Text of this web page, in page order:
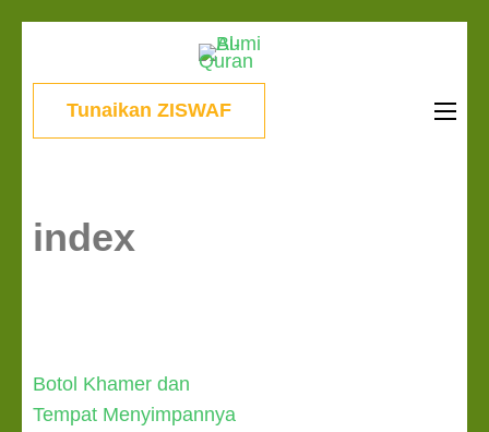
Tunaikan ZISWAF
index
Navigasi
pos
Botol Khamer dan
Tempat Menyimpannya